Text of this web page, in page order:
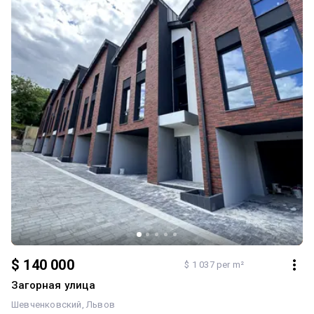
будинку (повна автономність) 💰 Ціна: • 115м²(2 сот.)-105.000 $ •
125м²(3.3 сот.)-120.000 $ 📞 Телефонуйте: +380 (66) 297 60 69 —
Роман | РБ «Світлиця»
$ 140 000 $ 1 037 per m²
Загорная улица
Шевченковский Львов